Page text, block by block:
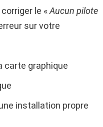
le «Aucun pilote
sur votre
carte graphique
installation propre